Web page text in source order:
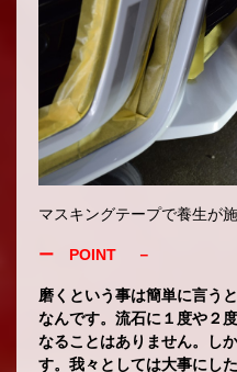
マスキングテープで養生が
ー POINT －
磨くという事は簡単に言う
なんです。流石に１度や２
なることはありません。し
す。我々としては大事にし